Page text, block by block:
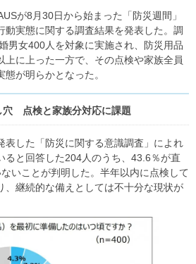
が8月30日から始まった「防災週間」
動実態に関する調査結果を発表した。調
男女400人を対象に実施され、防災用品
上に上った一方で、その点検や家族全員
が明らかとなった。
穴 点検と家族分対応に課題
表した「防災に関する意識調査」によれ
ると回答した204人のうち、43.6％が直
いことが判明した。半年以内に点検して
、継続的な備えとしては不十分な現状が